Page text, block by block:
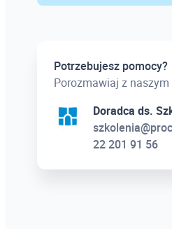
Potrzebujesz pomocy?
Porozmawiaj z
Doradca ds.
22 201 91 56